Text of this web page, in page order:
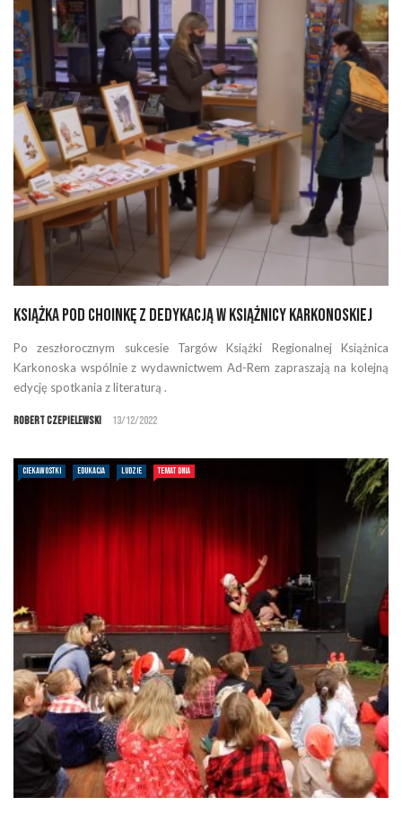
Książka pod choinkę z dedykacją w Książnicy Karkonoskiej
Po zeszłorocznym sukcesie Targów Książki Regionalnej Książnica
Karkonoska wspólnie z wydawnictwem Ad-Rem zapraszają na kolejną
edycję spotkania z literaturą .
Robert Czepielewski 13/12/2022
CIEKAWOSTKI EDUKACJA LUDZIE TEMAT DNIA